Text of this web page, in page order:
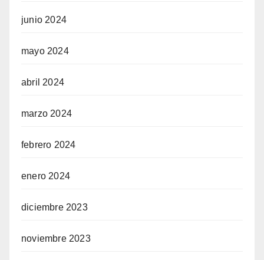
junio 2024
mayo 2024
abril 2024
marzo 2024
febrero 2024
enero 2024
diciembre 2023
noviembre 2023